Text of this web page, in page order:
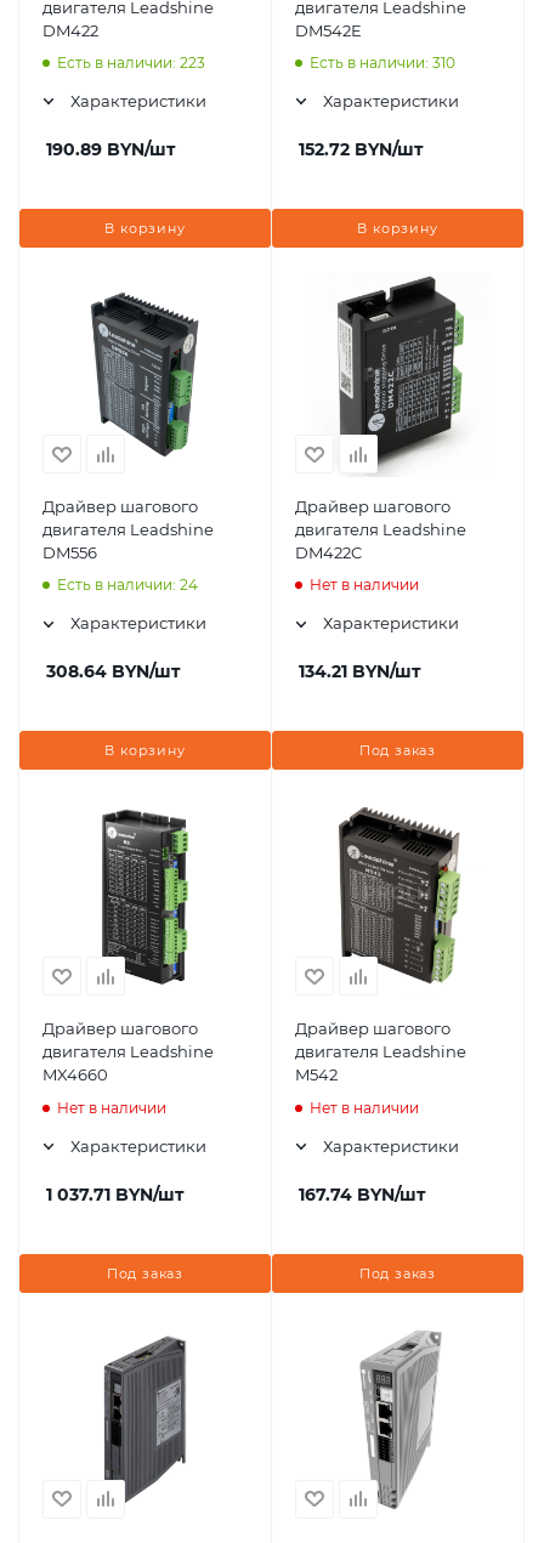
двигателя Leadshine
DM422
Есть в наличии: 223
Характеристики
190.89 BYN/шт
В корзину
двигателя Leadshine
DM542E
Есть в наличии: 310
Характеристики
152.72 BYN/шт
В корзину
Драйвер шагового
двигателя Leadshine
DM556
Есть в наличии: 24
Характеристики
308.64 BYN/шт
В корзину
Драйвер шагового
двигателя Leadshine
DM422C
Нет в наличии
Характеристики
134.21 BYN/шт
Под заказ
Драйвер шагового
двигателя Leadshine
MX4660
Нет в наличии
Характеристики
1 037.71 BYN/шт
Под заказ
Драйвер шагового
двигателя Leadshine
M542
Нет в наличии
Характеристики
167.74 BYN/шт
Под заказ